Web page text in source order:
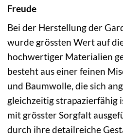
Freude
Bei der Herstellung der
wurde grössten Wert auf
hochwertiger Materialien
besteht aus einer feinen
und Baumwolle, die sich
gleichzeitig strapazierfähig
mit grösster Sorgfalt
durch ihre detailreiche